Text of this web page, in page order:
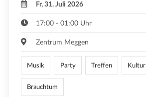
Fr, 31. Juli 2026
17:00 - 01:00 Uhr
Zentrum Meggen
Musik Party Treffen Kultur
Brauchtum